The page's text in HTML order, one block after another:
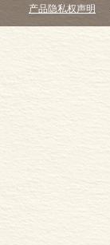
产品隐私权声明